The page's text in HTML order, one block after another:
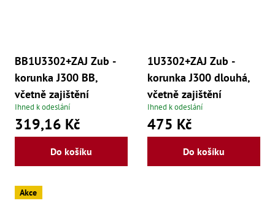
BB1U3302+ZAJ Zub -
korunka J300 BB,
včetně zajištění
Ihned k odeslání
319,16 Kč
Do košíku
1U3302+ZAJ Zub -
korunka J300 dlouhá,
včetně zajištění
Ihned k odeslání
475 Kč
Do košíku
Akce